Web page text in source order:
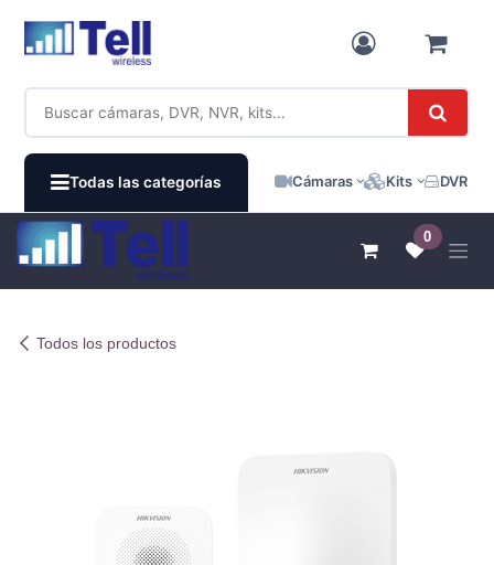
Todas las categorías Cámaras Kits DVR /
0
Todos los productos